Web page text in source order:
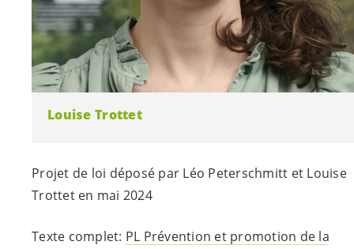
Louise Trottet
Projet de loi déposé par Léo Peterschmitt et Louise
Trottet en mai 2024
Texte complet: PL Prévention et promotion de la